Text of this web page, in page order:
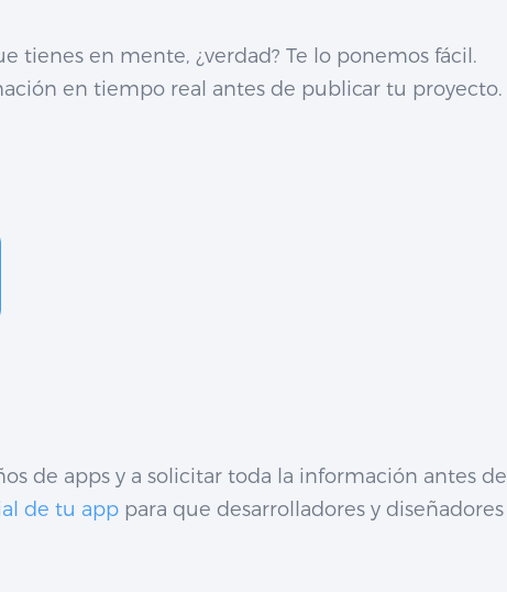
tienes en mente, ¿verdad? Te lo ponemos fácil.
en tiempo real antes de publicar tu proyecto.
de apps y a solicitar toda la información antes de
de tu app para que desarrolladores y diseñadores